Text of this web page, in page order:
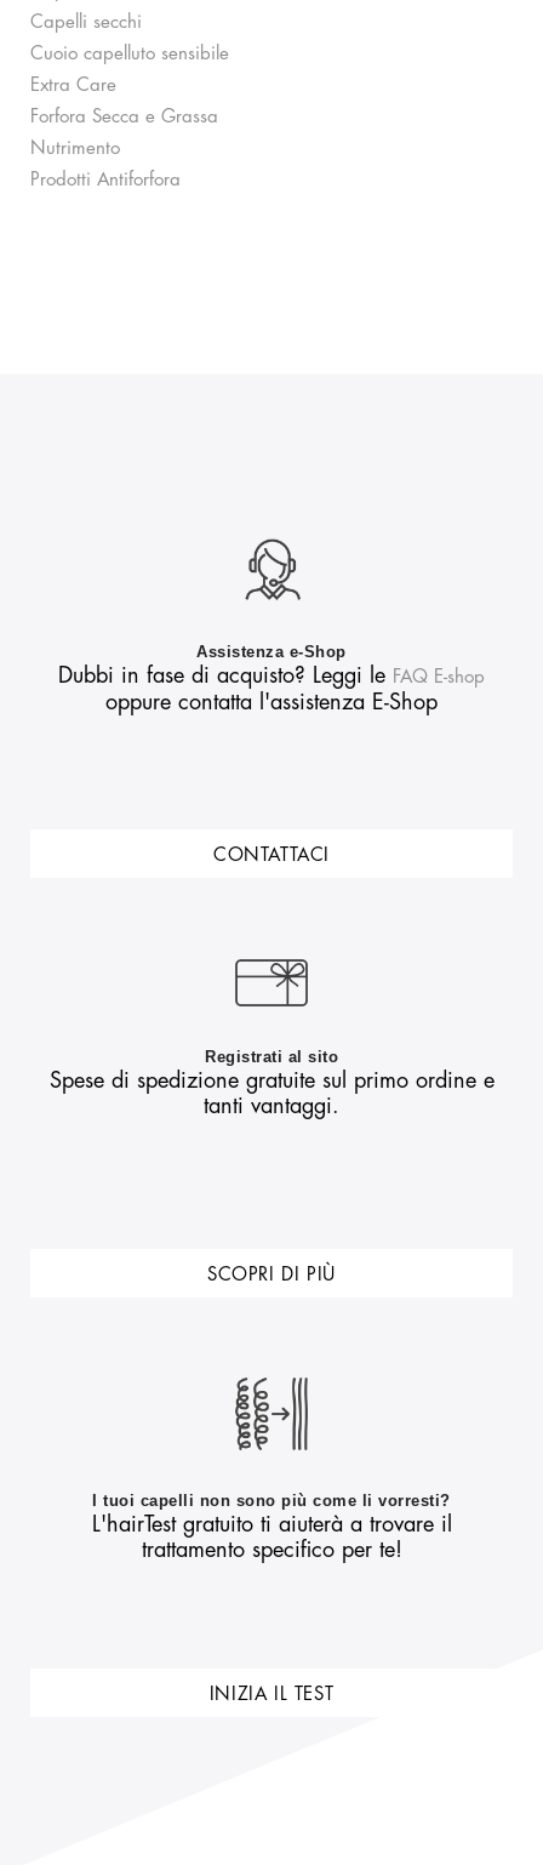
Capelli secchi
Cuoio capelluto sensibile
Extra Care
Forfora Secca e Grassa
Nutrimento
Prodotti Antiforfora
Assistenza e-Shop
Dubbi in fase di acquisto? Leggi le FAQ E-shop
oppure contatta l'assistenza E-Shop
CONTATTACI
Registrati al sito
Spese di spedizione gratuite sul primo ordine e
tanti vantaggi.
SCOPRI DI PIÙ
I tuoi capelli non sono più come li vorresti?
L'hairTest gratuito ti aiuterà a trovare il
trattamento specifico per te!
INIZIA IL TEST